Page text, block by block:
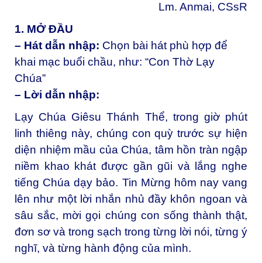
Lm. Anmai, CSsR
1. MỞ ĐẦU
– Hát dẫn nhập: Chọn bài hát phù hợp để
khai mạc buổi chầu, như: “Con Thờ Lạy
Chúa”
– Lời dẫn nhập:
Lạy Chúa Giêsu Thánh Thể, trong giờ phút
linh thiêng này, chúng con quỳ trước sự hiện
diện nhiệm mầu của Chúa, tâm hồn tràn ngập
niềm khao khát được gần gũi và lắng nghe
tiếng Chúa dạy bảo. Tin Mừng hôm nay vang
lên như một lời nhắn nhủ đầy khôn ngoan và
sâu sắc, mời gọi chúng con sống thành thật,
đơn sơ và trong sạch trong từng lời nói, từng ý
nghĩ, và từng hành động của mình.